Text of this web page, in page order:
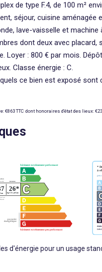
de type F.4, de 100 m²
séjour, cuisine
lave-vaisselle et machine
dont deux avec placard,
Loyer : 800 € par mois.
Classe énergie : C.
ce bien est exposé sont
€863 TTC dont honoraires d'état des lieux:
d'énergie pour un usage